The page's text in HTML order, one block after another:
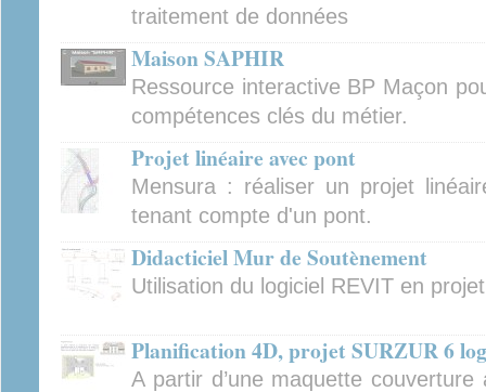
traitement de données
Maison SAPHIR
Ressource interactive BP Maçon
compétences clés du métier.
Projet linéaire avec pont
Mensura : réaliser un projet
tenant compte d'un pont.
Didacticiel Mur de Soutènement
Utilisation du logiciel REVIT en projet
Planification 4D, projet SURZUR 6
A partir d’une maquette